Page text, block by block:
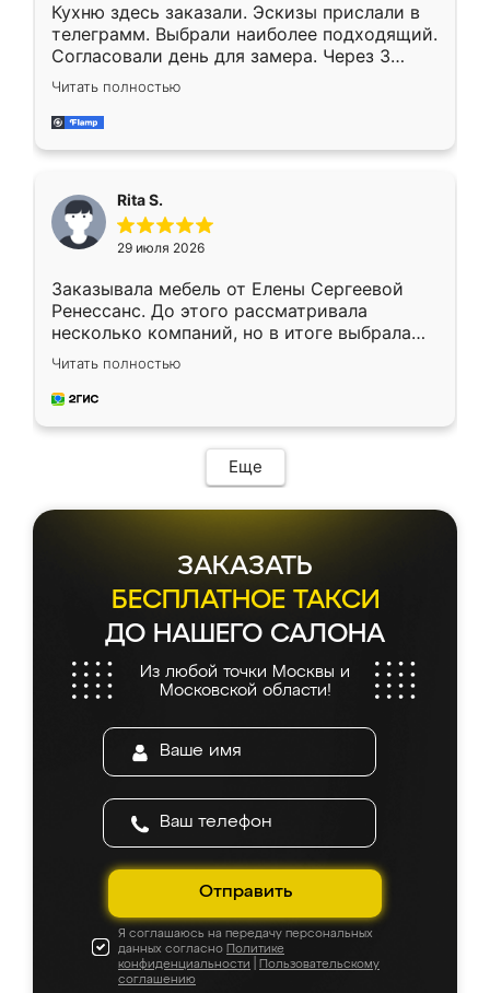
Кухню здесь заказали. Эскизы прислали в
телеграмм. Выбрали наиболее подходящий.
Согласовали день для замера. Через 3
недели кухня была уже готова. Остались
довольны работой. Спасибо Ренессанс
мебель за качественную работу!
Читать полностью
Rita S.
29 июля 2026
Заказывала мебель от Елены Сергеевой
Ренессанс. До этого рассматривала
несколько компаний, но в итоге выбрала
эту. Сначала обговорили условия, потом
приехал замерщик, всё спокойно объяснил
и снял размеры. Изготовили в срок, с
мебель сразу встала на свое место без
каких-либо доработок. Качеством осталась
довольна, все выглядит так, как и ожидала.
Читать полностью
Еще
ЗАКАЗАТЬ
БЕСПЛАТНОЕ ТАКСИ
ДО НАШЕГО САЛОНА
Из любой точки Москвы и
Московской области!
Отправить
Я соглашаюсь на передачу персональных
данных согласно Политике
конфиденциальности
Пользовательскому
соглашению